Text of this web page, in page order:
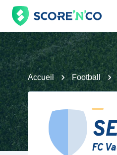
Accueil Football
FC